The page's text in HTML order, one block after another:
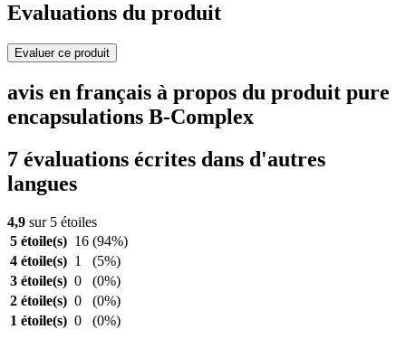
Evaluations du produit
Evaluer ce produit
avis en français à propos du produit pure
encapsulations B-Complex
7 évaluations écrites dans d'autres
langues
4,9 sur 5 étoiles
5 étoile(s) 16 (94%)
4 étoile(s) 1
(5%)
3 étoile(s) 0
(0%)
2 étoile(s) 0
(0%)
1 étoile(s) 0 (0%)